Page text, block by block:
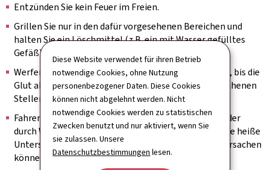
Diese Website verwendet für ihren Betrieb
notwendige Cookies, ohne Nutzung
personenbezogener Daten. Diese Cookies
können nicht abgelehnt werden. Nicht
notwendige Cookies werden zu statistischen
Zwecken benutzt und nur aktiviert, wenn Sie
sie zulassen. Unsere
Datenschutzbestimmungen lesen.
Entzünden Sie kein Feuer im Freien.
Grillen Sie nur in den dafür vorgesehenen Bereichen und
halten Sie ein Löschmittel (z.B. ein mit Wasser gefülltes
Gefäß) in der Nähe bereit.
Werfen Sie die Grillglut nicht in die Natur. Warten Sie, bis die
Glut abgekühlt ist, bevor Sie sie an den dafür vorgesehenen
Stellen entsorgen.
Fahren Sie nicht mit dem Auto über Wiesen, Felder oder
durch Wälder, da sowohl mögliche Funken als auch die heiße
Unterseite von Fahrzeugen potenziell ein Feuer verursachen
können.